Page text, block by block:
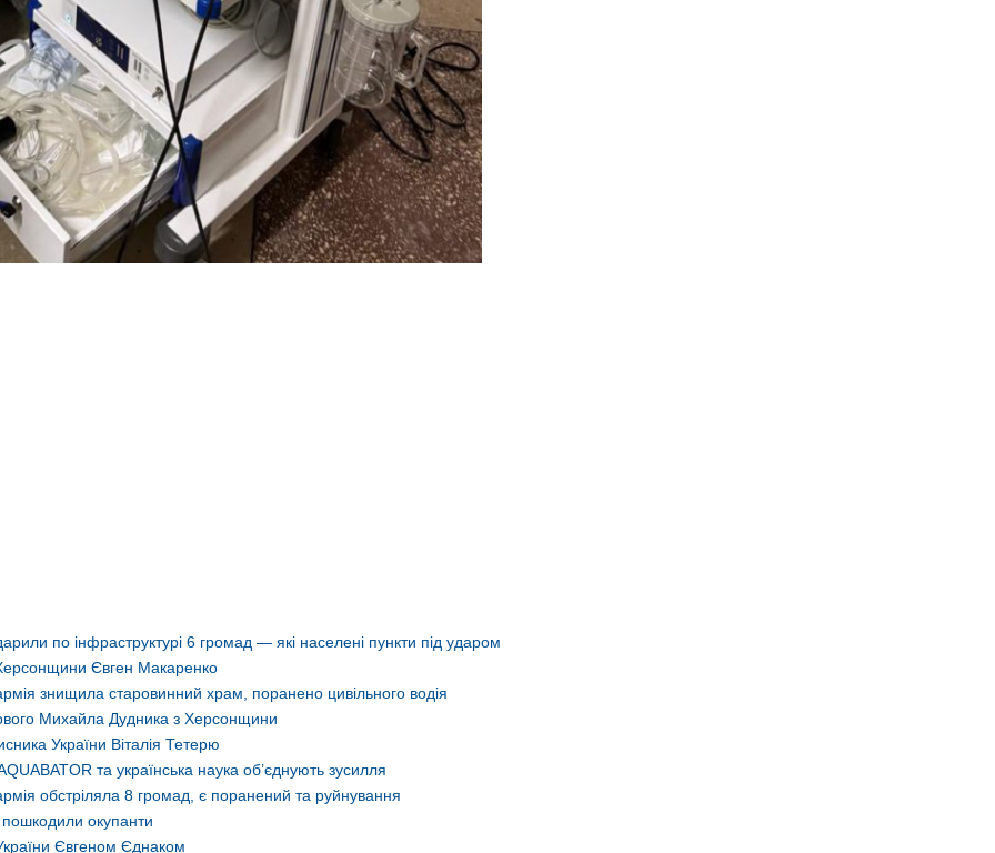
по інфраструктурі 6 громад — які населені пункти під ударом
Євген Макаренко
знищила старовинний храм, поранено цивільного водія
Михайла Дудника з Херсонщини
України Віталія Тетерю
та українська наука об’єднують зусилля
обстріляла 8 громад, є поранений та руйнування
окупанти
Євгеном Єднаком